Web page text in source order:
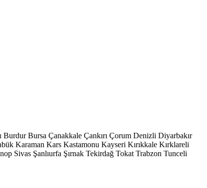
Burdur Bursa Çanakkale Çankırı Çorum Denizli Diyarbakır
Karaman Kars Kastamonu Kayseri Kırıkkale Kırklareli
Sivas Şanlıurfa Şırnak Tekirdağ Tokat Trabzon Tunceli